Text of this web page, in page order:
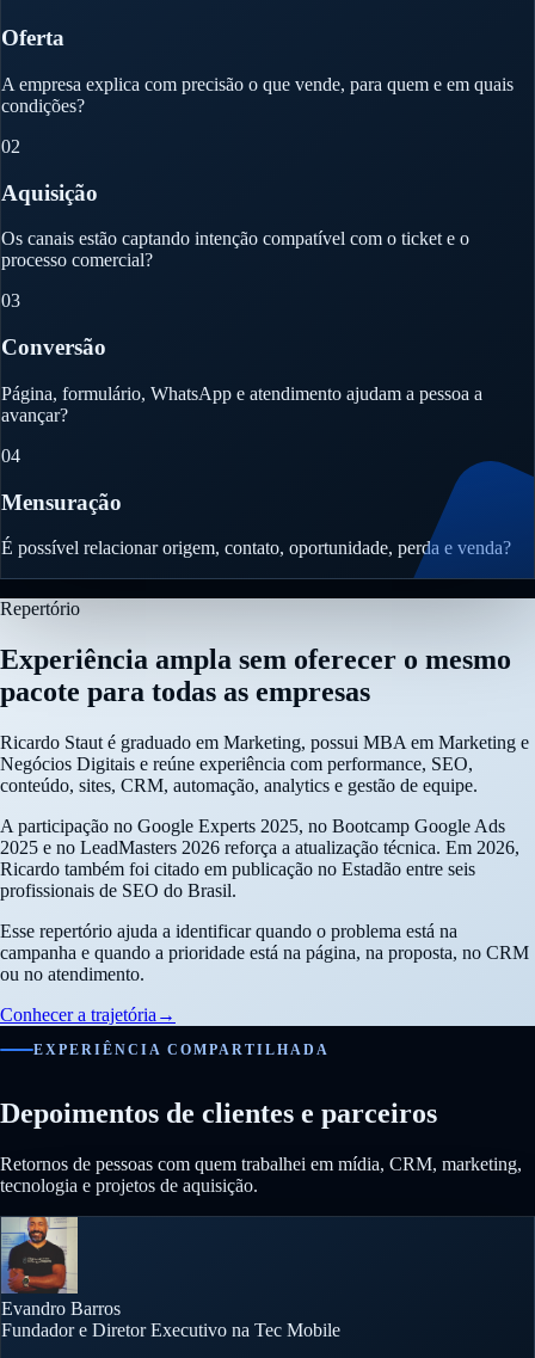
Oferta
A empresa explica com precisão o que vende, para quem e em quais
condições?
02
Aquisição
Os canais estão captando intenção compatível com o ticket e o
processo comercial?
03
Conversão
Página, formulário, WhatsApp e atendimento ajudam a pessoa a
avançar?
04
Mensuração
É possível relacionar origem, contato, oportunidade, perda e venda?
Repertório
Experiência ampla sem oferecer o mesmo
pacote para todas as empresas
Ricardo Staut é graduado em Marketing, possui MBA em Marketing e
Negócios Digitais e reúne experiência com performance, SEO,
conteúdo, sites, CRM, automação, analytics e gestão de equipe.
A participação no Google Experts 2025, no Bootcamp Google Ads
2025 e no LeadMasters 2026 reforça a atualização técnica. Em 2026,
Ricardo também foi citado em publicação no Estadão entre seis
profissionais de SEO do Brasil.
Esse repertório ajuda a identificar quando o problema está na
campanha e quando a prioridade está na página, na proposta, no CRM
ou no atendimento.
Conhecer a trajetória →
EXPERIÊNCIA COMPARTILHADA
Depoimentos de clientes e parceiros
Retornos de pessoas com quem trabalhei em mídia, CRM, marketing,
tecnologia e projetos de aquisição.
Evandro Barros
Fundador e Diretor Executivo na Tec Mobile